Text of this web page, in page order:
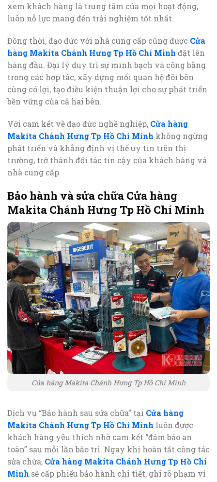
xem khách hàng là trung tâm của mọi hoạt động,
luôn nỗ lực mang đến trải nghiệm tốt nhất.
Đồng thời, đạo đức với nhà cung cấp cũng được Cửa
hàng Makita Chánh Hưng Tp Hồ Chí Minh đặt lên
hàng đầu. Đại lý duy trì sự minh bạch và công bằng
trong các hợp tác, xây dựng mối quan hệ đôi bên
cùng có lợi, tạo điều kiện thuận lợi cho sự phát triển
bền vững của cả hai bên.
Với cam kết về đạo đức nghề nghiệp, Cửa hàng
Makita Chánh Hưng Tp Hồ Chí Minh không ngừng
phát triển và khẳng định vị thế uy tín trên thị
trường, trở thành đối tác tin cậy của khách hàng và
nhà cung cấp.
Bảo hành và sửa chữa Cửa hàng
Makita Chánh Hưng Tp Hồ Chí Minh
Cửa hàng Makita Chánh Hưng Tp Hồ Chí Minh
Dịch vụ “Bảo hành sau sửa chữa” tại Cửa hàng
Makita Chánh Hưng Tp Hồ Chí Minh luôn được
khách hàng yêu thích nhờ cam kết “đảm bảo an
toàn” sau mỗi lần bảo trì. Ngay khi hoàn tất công tác
sửa chữa, Cửa hàng Makita Chánh Hưng Tp Hồ Chí
Minh sẽ cấp phiếu bảo hành chi tiết, ghi rõ phạm vi